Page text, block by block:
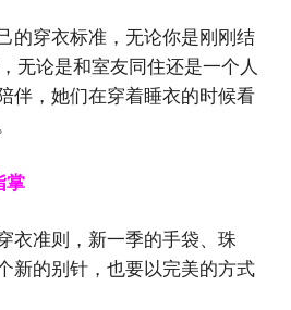
的穿衣标准，无论你是刚刚结
无论是和室友同住还是一个人
伴，她们在穿着睡衣的时候看
掌
衣准则，新一季的手袋、珠
新的别针，也要以完美的方式